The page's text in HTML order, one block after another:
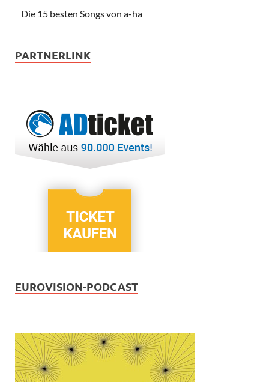
Die 15 besten Songs von a-ha
PARTNERLINK
EUROVISION-PODCAST